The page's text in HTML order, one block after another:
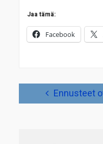
Jaa tämä:
Facebook
Artikkelien Ennusteet